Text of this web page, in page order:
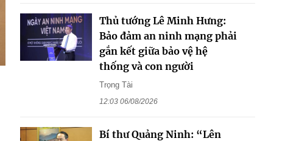
Thủ tướng Lê Minh Hưng:
Bảo đảm an ninh mạng phải
gắn kết giữa bảo vệ hệ
thống và con người
Trọng Tài
12:03 06/08/2026
Bí thư Quảng Ninh: “Lên